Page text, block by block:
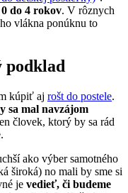
do 4 rokov. V rôznych
vlákna ponúknu to
podklad
kúpiť aj rošt do postele.
sa mal navzájom
človek, ktorý by sa rád
ako výber samotného
široká) no mali by sme si
je vedieť, či budeme